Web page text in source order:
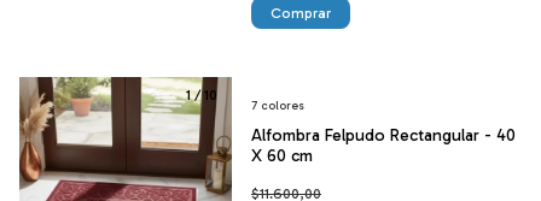
Comprar
1/10
Alfombra Felpudo Rectangular - 40
X 60 cm
$11.600,00
7 colores